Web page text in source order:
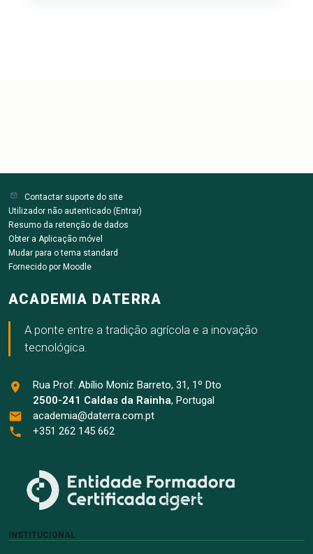
Contactar suporte do site
Utilizador não autenticado ( Entrar)
Resumo da retenção de dados
Obter a Aplicação móvel
Mudar para o tema standard
Fornecido por Moodle
ACADEMIA DATERRA
A ponte entre a tradição agrícola e a inovação
tecnológica.
Rua Prof. Abílio Moniz Barreto, 31, 1º Dto
2500-241 Caldas da Rainha, Portugal
academia@daterra.com.pt
+351 262 145 662
INSTITUCIONAL